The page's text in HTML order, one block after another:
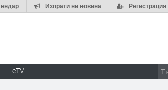
Регистрация
Изпрати ни новина
eTV